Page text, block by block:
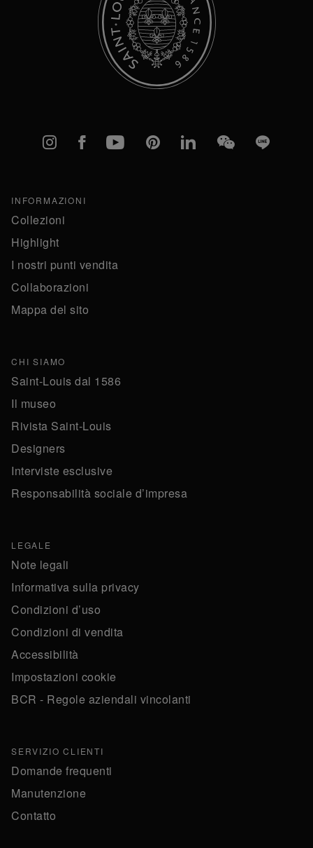
Instagram
FacebookYouTubePinterestlinkedInWeChatLine
INFORMAZIONI
Collezioni
Highlight
I nostri punti vendita
Collaborazioni
Mappa del sito
CHI SIAMO
Saint-Louis dal 1586
Il museo
Rivista Saint-Louis
Designers
Interviste esclusive
Responsabilità sociale d’impresa
LEGALE
Note legali
Informativa sulla privacy
Condizioni d’uso
Condizioni di vendita
Accessibilità
Impostazioni cookie
BCR - Regole aziendali vincolanti
SERVIZIO CLIENTI
Domande frequenti
Manutenzione
Contatto